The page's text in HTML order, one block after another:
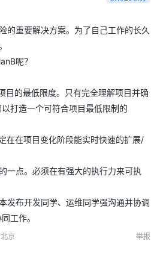
的重要解决方案。为了自己工作的长久
呢？
目的最低限度。只有完全理解项目并确
打造一个可符合项目最低限制的
在在项目变化阶段能实时快速的扩展/
一点。必须在有强大的执行力来可执
发布开发同学、运维同学强沟通并协调
工作。
京 举报